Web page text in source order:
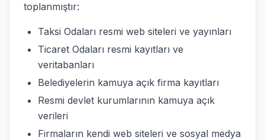
toplanmıştır:
Taksi Odaları resmi web siteleri ve yayınları
Ticaret Odaları resmi kayıtları ve
veritabanları
Belediyelerin kamuya açık firma kayıtları
Resmi devlet kurumlarının kamuya açık
verileri
Firmaların kendi web siteleri ve sosyal medya